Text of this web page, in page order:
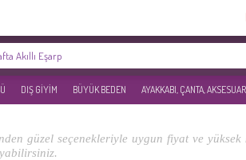
DIŞ GİYİM BÜYÜK BEDEN AYAKKABI, ÇANTA, AKSESUAR
güzel seçenekleriyle uygun fiyat ve